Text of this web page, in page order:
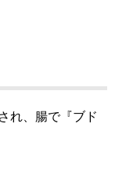
れ、腸で『ブド